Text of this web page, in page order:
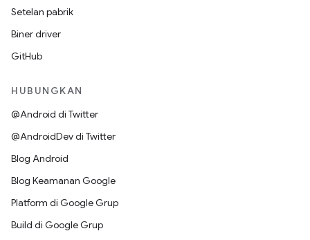
Setelan pabrik
Biner driver
GitHub
HUBUNGKAN
@Android di Twitter
@AndroidDev di Twitter
Blog Android
Blog Keamanan Google
Platform di Google Grup
Build di Google Grup